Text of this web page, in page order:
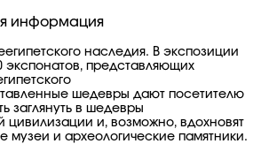
информация
наследия. В экспозиции
экспонатов, представляющих
шедевры дают посетителю
заглянуть в шедевры
цивилизации и, возможно, вдохновят
музеи и археологические памятники.